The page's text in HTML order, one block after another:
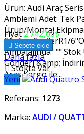
Ürün: Audi Araç
Amblemi Adet: Tek
Ürün/Montaj
Sınıf ve SerilerR1/
Ambalajında" "" Stok
Gönderi &amp;
Aras Kargo ile...
Fiyat2.742,00₺
 Sepete ekle
Daha fazla
Stokta var
Yeni
Referans: 1273
Marka: AUDI /